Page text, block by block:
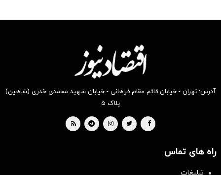
آدرس: تهران - خیابان قائم مقام فراهانی - خیابان شهید محمدی خدری (شاهین)
پلاک ۵
راه های تماس
تبلیغات